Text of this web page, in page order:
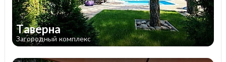
Таверна
Загородный комплекс